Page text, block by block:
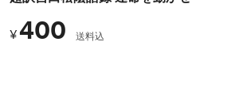
¥400 送料込